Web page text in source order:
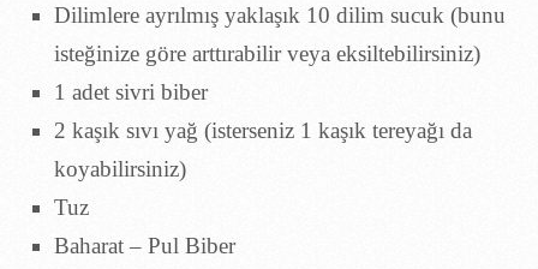
Dilimlere ayrılmış yaklaşık 10 dilim sucuk (bunu
isteğinize göre arttırabilir veya eksiltebilirsiniz)
1 adet sivri biber
2 kaşık sıvı yağ (isterseniz 1 kaşık tereyağı da
koyabilirsiniz)
Tuz
Baharat – Pul Biber